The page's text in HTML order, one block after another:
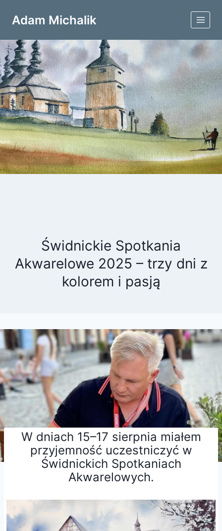
treściAdam Michalik
Świdnickie Spotkania
Akwarelowe 2025 – trzy dni z
kolorem i pasją
W dniach 15–17 sierpnia miałem
przyjemność uczestniczyć w
Świdnickich Spotkaniach
Akwarelowych.